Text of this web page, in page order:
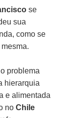
se
sua
como se
problema
hierarquia
e alimentada
noChile